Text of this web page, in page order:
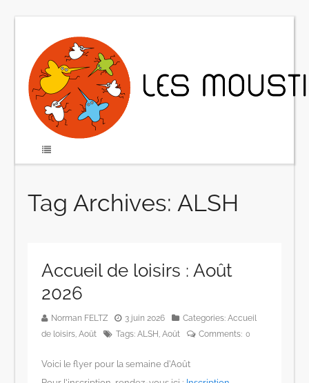
Tag Archives: ALSH
Accueil de loisirs : Août
2026
Norman FELTZ 3 juin 2026 Categories:Accueil
de loisirs,Août Tags:ALSH ,Août Comments: 0
Voici le flyer pour la semaine d’Août